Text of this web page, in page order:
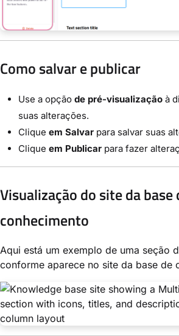
Como salvar e publicar
Use a opção de pré-visualização à
suas alterações.
Clique em Salvar para salvar suas
Clique em Publicar para fazer
Visualização do site da base
conhecimento
Aqui está um exemplo de uma seção
conforme aparece no site da base de